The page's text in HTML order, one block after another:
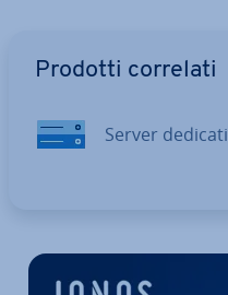
Prodotti correlati
Server dedicati